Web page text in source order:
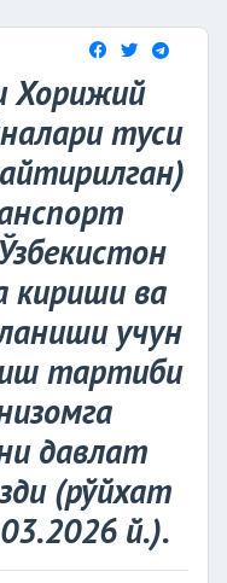
Хорижий
туси
кириши ва
учун
тартиби
давлат
(рўйхат
й.).